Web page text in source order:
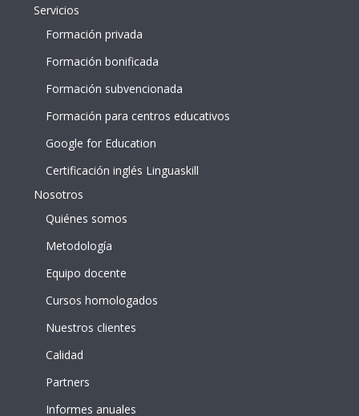
Servicios
Formación privada
Formación bonificada
Formación subvencionada
Formación para centros educativos
Google for Education
Certificación inglés Linguaskill
Nosotros
Quiénes somos
Metodología
Equipo docente
Cursos homologados
Nuestros clientes
Calidad
Partners
Informes anuales